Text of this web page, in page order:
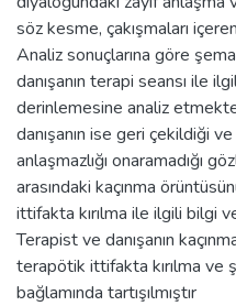
söz kesme, çakışmaları
Analiz sonuçlarına göre
danışanın terapi seansı ile
derinlemesine analiz
danışanın ise geri çekildiği
anlaşmazlığı onaramadığı
arasındaki kaçınma
ittifakta kırılma ile ilgili bilgi
Terapist ve danışanın
terapötik ittifakta kırılma ve
bağlamında tartışılmıştır